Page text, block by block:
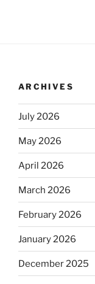
ARCHIVES
July 2026
May 2026
April 2026
March 2026
February 2026
January 2026
December 2025